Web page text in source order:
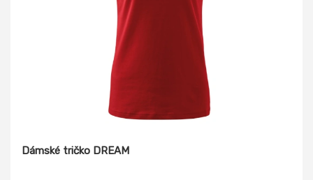
Dámské tričko DREAM